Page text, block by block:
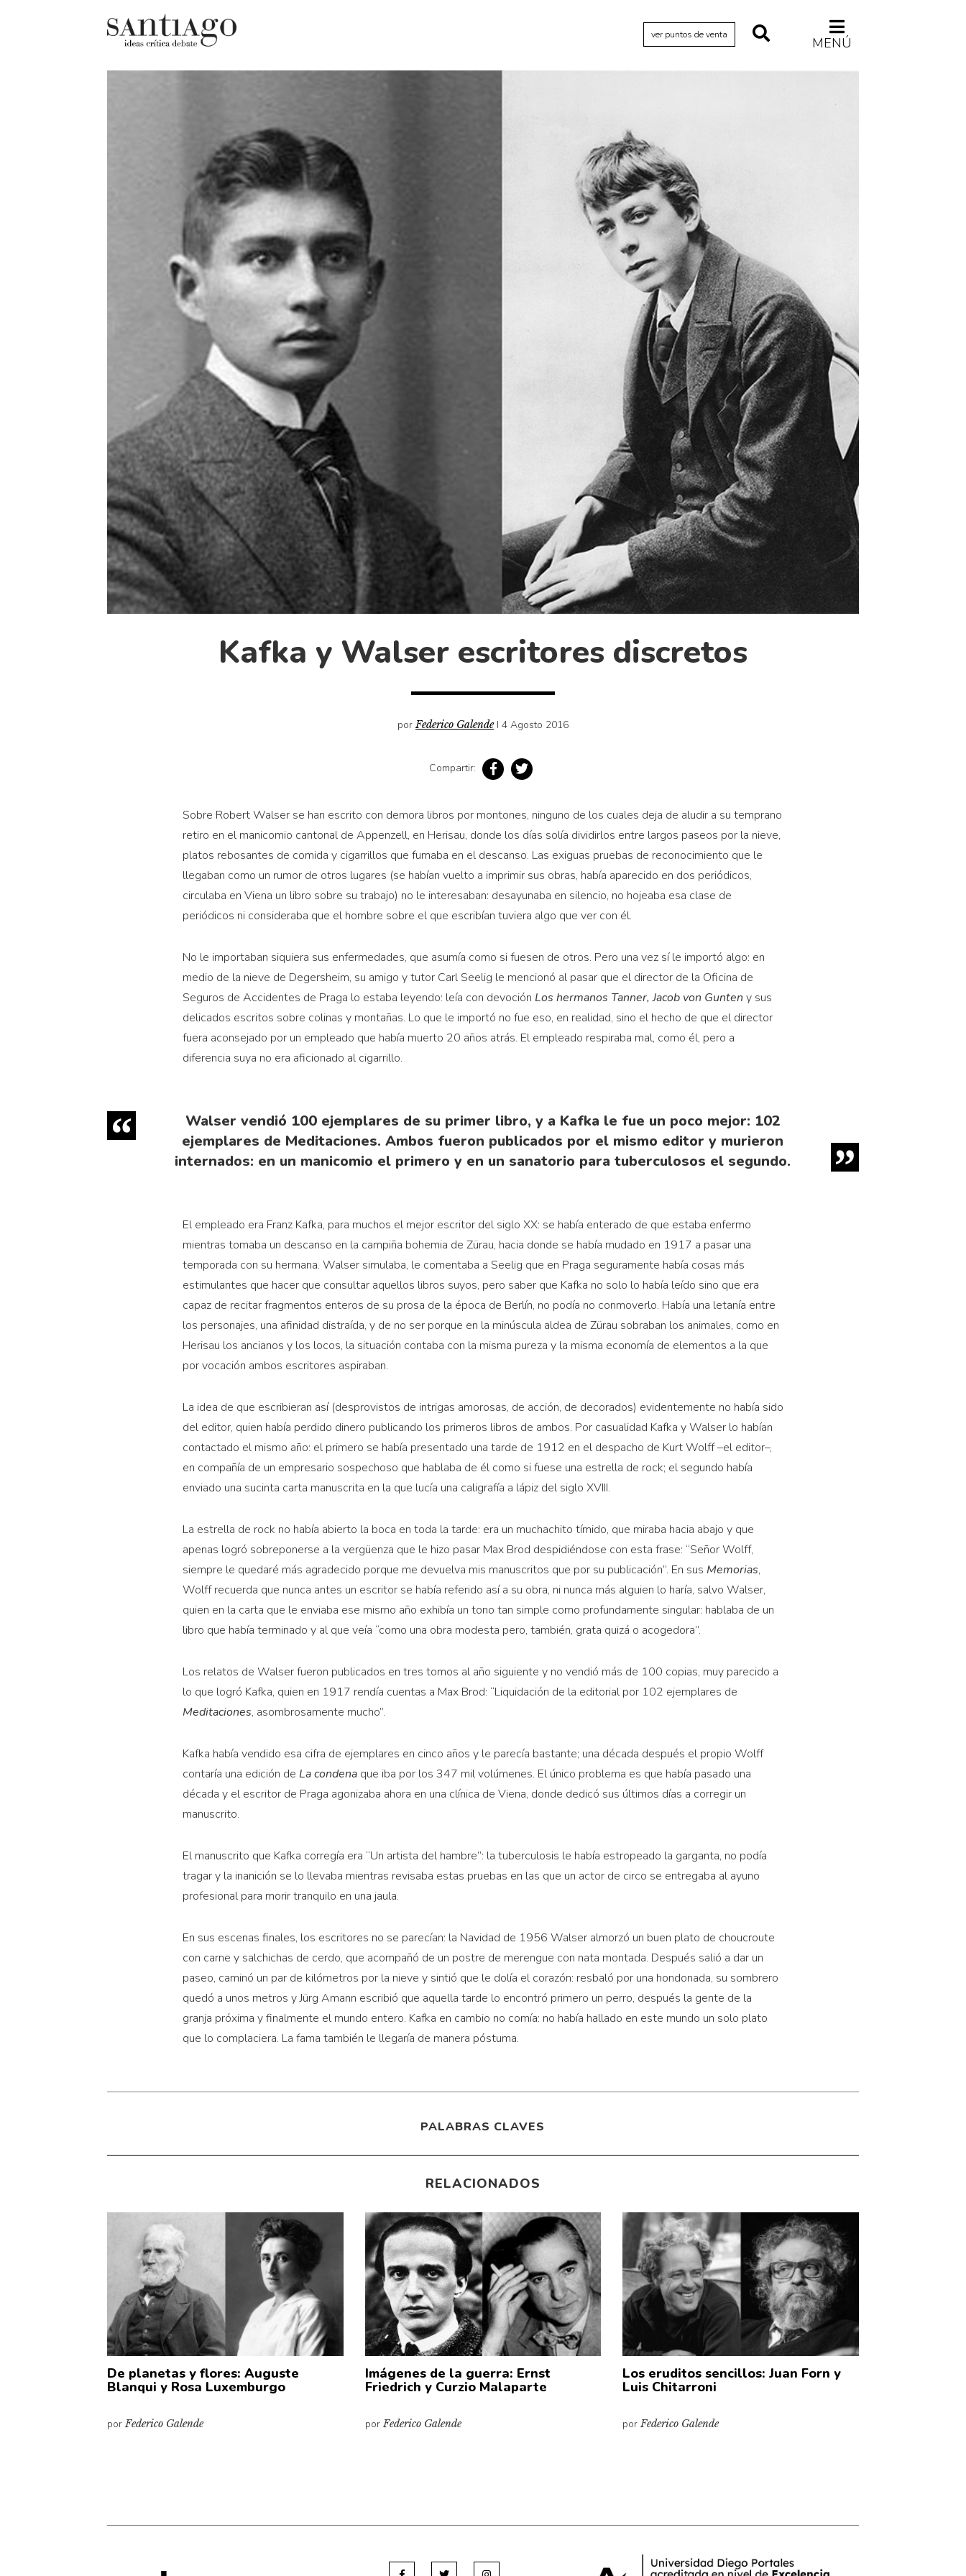
ver puntos de venta MENÚ
Archivo Cenfoto-UDP
Arquetipos de situación
Cine y televisión
Diccionario portátil de la literatura
chilena
Documentos
Fragmentos
Gran reserva
Historia
Historia material de los libros
Lagunas mentales
Libros
Relecturas
Sociedad
Turismo accidental
Vidas paralelas
Voces y lecturas
Kafka y Walser escritores discretos
porFederico Galende I 4 Agosto 2016
Compartir:
Sobre Robert Walser se han escrito con demora libros por montones, ninguno de los cuales deja de aludir a su temprano
retiro en el manicomio cantonal de Appenzell, en Herisau, donde los días solía dividirlos entre largos paseos por la nieve,
platos rebosantes de comida y cigarrillos que fumaba en el descanso. Las exiguas pruebas de reconocimiento que le
llegaban como un rumor de otros lugares (se habían vuelto a imprimir sus obras, había aparecido en dos periódicos,
circulaba en Viena un libro sobre su trabajo) no le interesaban: desayunaba en silencio, no hojeaba esa clase de
periódicos ni consideraba que el hombre sobre el que escribían tuviera algo que ver con él.
No le importaban siquiera sus enfermedades, que asumía como si fuesen de otros. Pero una vez sí le importó algo: en
medio de la nieve de Degersheim, su amigo y tutor Carl Seelig le mencionó al pasar que el director de la Oficina de
Seguros de Accidentes de Praga lo estaba leyendo: leía con devoción Los hermanos Tanner, Jacob von Gunten y sus
delicados escritos sobre colinas y montañas. Lo que le importó no fue eso, en realidad, sino el hecho de que el director
fuera aconsejado por un empleado que había muerto 20 años atrás. El empleado respiraba mal, como él, pero a
diferencia suya no era aficionado al cigarrillo.
Walser vendió 100 ejemplares de su primer libro, y a Kafka le fue un poco mejor: 102
ejemplares de Meditaciones. Ambos fueron publicados por el mismo editor y murieron
internados: en un manicomio el primero y en un sanatorio para tuberculosos el segundo.
El empleado era Franz Kafka, para muchos el mejor escritor del siglo XX: se había enterado de que estaba enfermo
mientras tomaba un descanso en la campiña bohemia de Zürau, hacia donde se había mudado en 1917 a pasar una
temporada con su hermana. Walser simulaba, le comentaba a Seelig que en Praga seguramente había cosas más
estimulantes que hacer que consultar aquellos libros suyos, pero saber que Kafka no solo lo había leído sino que era
capaz de recitar fragmentos enteros de su prosa de la época de Berlín, no podía no conmoverlo. Había una letanía entre
los personajes, una afinidad distraída, y de no ser porque en la minúscula aldea de Zürau sobraban los animales, como en
Herisau los ancianos y los locos, la situación contaba con la misma pureza y la misma economía de elementos a la que
por vocación ambos escritores aspiraban.
La idea de que escribieran así (desprovistos de intrigas amorosas, de acción, de decorados) evidentemente no había sido
del editor, quien había perdido dinero publicando los primeros libros de ambos. Por casualidad Kafka y Walser lo habían
contactado el mismo año: el primero se había presentado una tarde de 1912 en el despacho de Kurt Wolff –el editor–,
en compañía de un empresario sospechoso que hablaba de él como si fuese una estrella de rock; el segundo había
enviado una sucinta carta manuscrita en la que lucía una caligrafía a lápiz del siglo XVIII.
La estrella de rock no había abierto la boca en toda la tarde: era un muchachito tímido, que miraba hacia abajo y que
apenas logró sobreponerse a la vergüenza que le hizo pasar Max Brod despidiéndose con esta frase: “Señor Wolff,
siempre le quedaré más agradecido porque me devuelva mis manuscritos que por su publicación”. En sus Memorias,
Wolff recuerda que nunca antes un escritor se había referido así a su obra, ni nunca más alguien lo haría, salvo Walser,
quien en la carta que le enviaba ese mismo año exhibía un tono tan simple como profundamente singular: hablaba de un
libro que había terminado y al que veía “como una obra modesta pero, también, grata quizá o acogedora”.
Los relatos de Walser fueron publicados en tres tomos al año siguiente y no vendió más de 100 copias, muy parecido a
lo que logró Kafka, quien en 1917 rendía cuentas a Max Brod: “Liquidación de la editorial por 102 ejemplares de
Meditaciones, asombrosamente mucho”.
Kafka había vendido esa cifra de ejemplares en cinco años y le parecía bastante; una década después el propio Wolff
contaría una edición de La condena que iba por los 347 mil volúmenes. El único problema es que había pasado una
década y el escritor de Praga agonizaba ahora en una clínica de Viena, donde dedicó sus últimos días a corregir un
manuscrito.
El manuscrito que Kafka corregía era “Un artista del hambre”: la tuberculosis le había estropeado la garganta, no podía
tragar y la inanición se lo llevaba mientras revisaba estas pruebas en las que un actor de circo se entregaba al ayuno
profesional para morir tranquilo en una jaula.
En sus escenas finales, los escritores no se parecían: la Navidad de 1956 Walser almorzó un buen plato de choucroute
con carne y salchichas de cerdo, que acompañó de un postre de merengue con nata montada. Después salió a dar un
paseo, caminó un par de kilómetros por la nieve y sintió que le dolía el corazón: resbaló por una hondonada, su sombrero
quedó a unos metros y Jürg Amann escribió que aquella tarde lo encontró primero un perro, después la gente de la
granja próxima y finalmente el mundo entero. Kafka en cambio no comía: no había hallado en este mundo un solo plato
que lo complaciera. La fama también le llegaría de manera póstuma.
PALABRAS CLAVES
RELACIONADOS
De planetas y flores: Auguste
Blanqui y Rosa Luxemburgo
porFederico Galende
Imágenes de la guerra: Ernst
Friedrich y Curzio Malaparte
porFederico Galende
Los eruditos sencillos: Juan Forn y
Luis Chitarroni
porFederico Galende